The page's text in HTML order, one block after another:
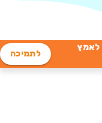
לאמץ
לתמיכה